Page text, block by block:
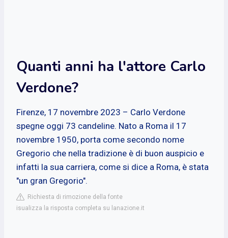
Quanti anni ha l'attore Carlo
Verdone?
Firenze, 17 novembre 2023 – Carlo Verdone
spegne oggi 73 candeline. Nato a Roma il 17
novembre 1950, porta come secondo nome
Gregorio che nella tradizione è di buon auspicio e
infatti la sua carriera, come si dice a Roma, è stata
"un gran Gregorio".
Richiesta di rimozione della fonte
isualizza la risposta completa su lanazione.it